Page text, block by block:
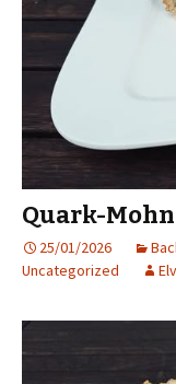
Quark-
25/01/2026
Uncategorized